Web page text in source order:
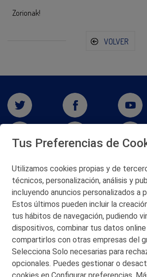
Zorionak!
VOLVER
San Martín 5-Edificio
48550 Muskiz (Bizkaia)
Telf. 946 357 000
© 2026 Petronor S.A.
CONTACTO
Tus Preferencias de
Utilizamos cookies propias y de
técnicos, personalización, análisis y
incluyendo anuncios personalizados a
Estos últimos pueden incluir la
tus hábitos de navegación, pudiendo
dispositivos, combinar tus datos
compartirlos con otras empresas del
Selecciona Solo necesarias para
opcionales. Puedes gestionar o